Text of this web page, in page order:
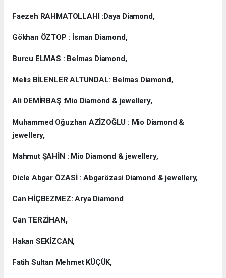
Faezeh RAHMATOLLAHI :Daya Diamond,
Gökhan ÖZTOP : İsman Diamond,
Burcu ELMAS : Belmas Diamond,
Melis BİLENLER ALTUNDAL: Belmas Diamond,
Ali DEMİRBAŞ :Mio Diamond & jewellery,
Muhammed Oğuzhan AZİZOĞLU : Mio Diamond &
jewellery,
Mahmut ŞAHİN : Mio Diamond & jewellery,
Dicle Abgar ÖZASİ : Abgarözasi Diamond & jewellery,
Can HİÇBEZMEZ: Arya Diamond
Can TERZİHAN,
Hakan SEKİZCAN,
Fatih Sultan Mehmet KÜÇÜK,